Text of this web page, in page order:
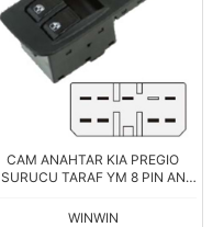
CAM ANAHTAR KIA PREGIO
SURUCU TARAF YM 8 PIN AN
WINWIN